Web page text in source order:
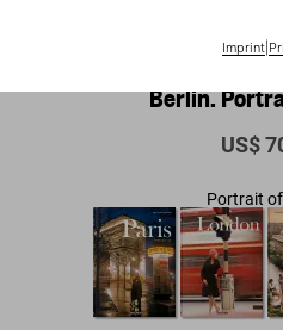
Imprint|
XL
Berlin.
US$
Portrait